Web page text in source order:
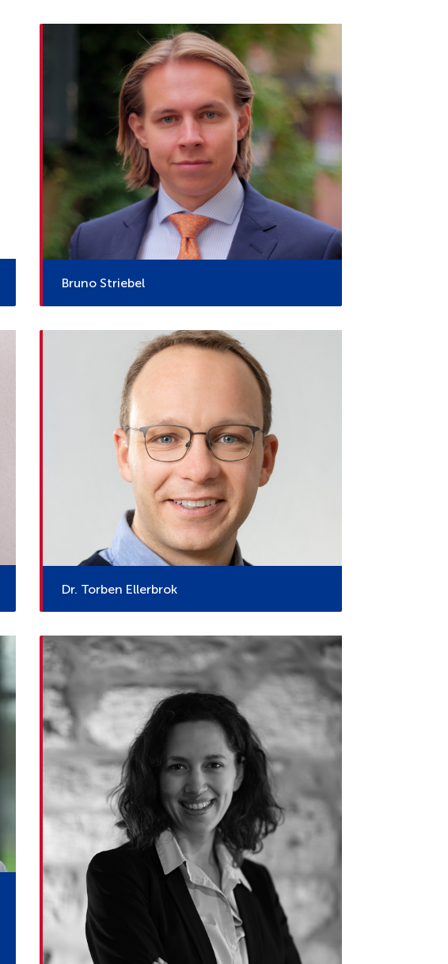
Bruno Striebel
Dr. Torben Ellerbrok